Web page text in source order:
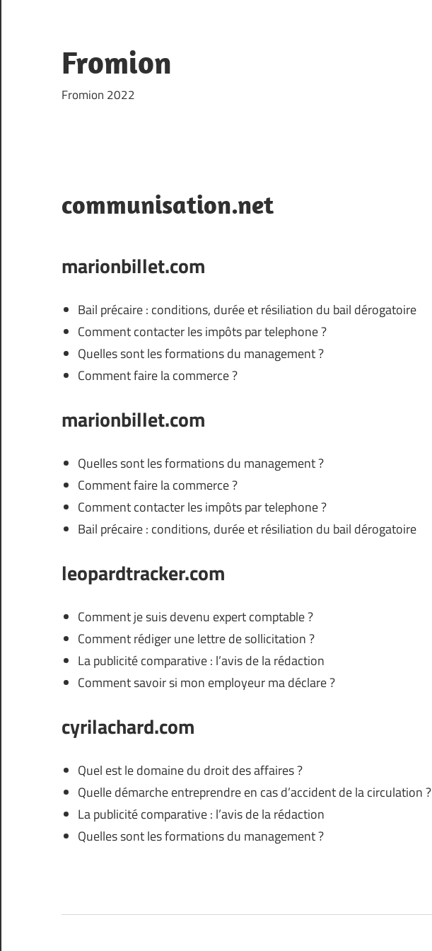
content
Fromion
Fromion 2022
communisation.net
marionbillet.com
Bail précaire : conditions, durée et résiliation du bail dérogatoire
Comment contacter les impôts par telephone ?
Quelles sont les formations du management ?
Comment faire la commerce ?
marionbillet.com
Quelles sont les formations du management ?
Comment faire la commerce ?
Comment contacter les impôts par telephone ?
Bail précaire : conditions, durée et résiliation du bail dérogatoire
leopardtracker.com
Comment je suis devenu expert comptable ?
Comment rédiger une lettre de sollicitation ?
La publicité comparative : l’avis de la rédaction
Comment savoir si mon employeur ma déclare ?
cyrilachard.com
Quel est le domaine du droit des affaires ?
Quelle démarche entreprendre en cas d’accident de la circulation ?
La publicité comparative : l’avis de la rédaction
Quelles sont les formations du management ?